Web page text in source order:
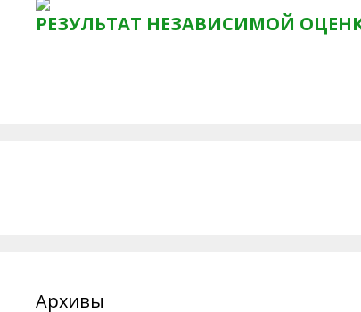
РЕЗУЛЬТАТ НЕЗАВИСИМОЙ
Архивы